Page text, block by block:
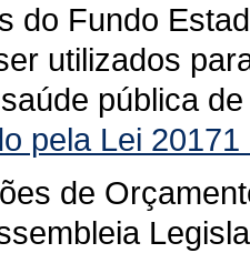
do Fundo
utilizados
pública
pela Lei
de